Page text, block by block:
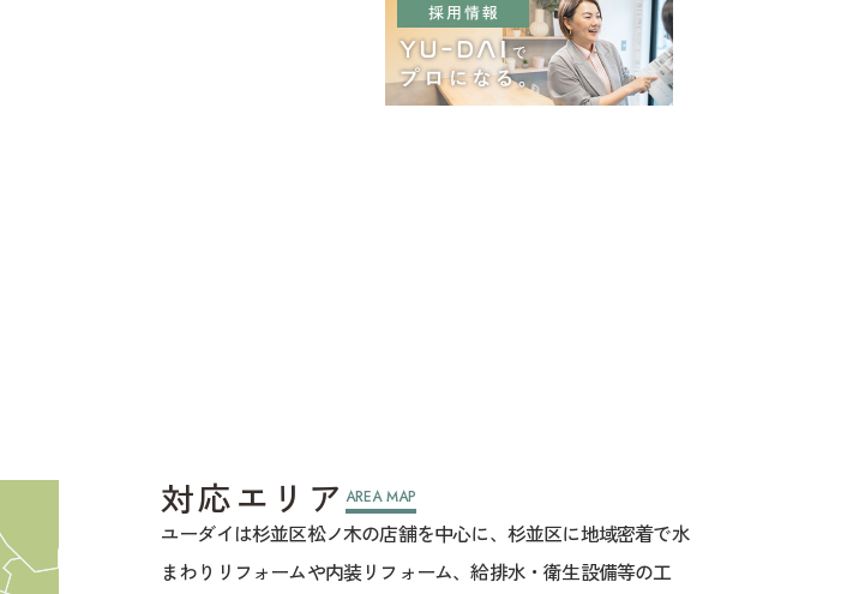
対応エリア AREA MAP
ユーダイは杉並区松ノ木の店舗を中心に、杉並区に地域密着で水
まわりリフォームや内装リフォーム、給排水・衛生設備等の工